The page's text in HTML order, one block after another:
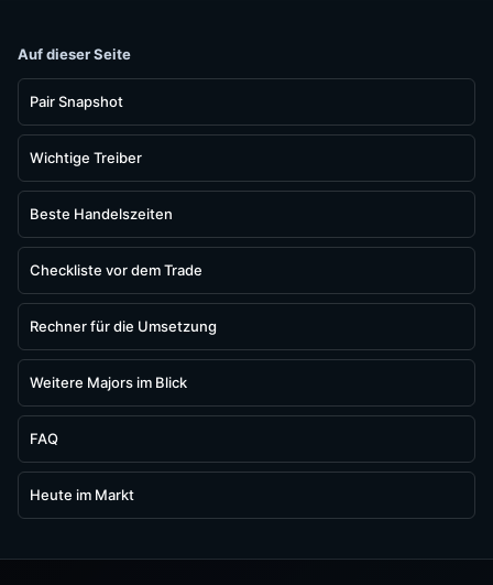
Auf dieser Seite
Pair Snapshot
Wichtige Treiber
Beste Handelszeiten
Checkliste vor dem Trade
Rechner für die Umsetzung
Weitere Majors im Blick
FAQ
Heute im Markt